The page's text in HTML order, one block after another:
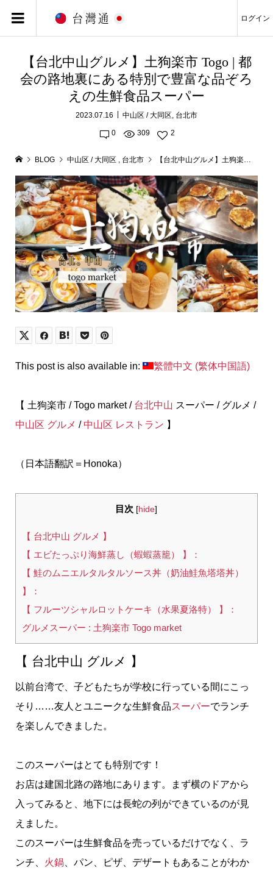
ログイン
【台北中山グルメ】土狗楽市 Togo | 都
会の路地裏にある特別で豊富な品ぞろ
えの生鮮食品スーパー
2023.07.16 中山区 / 大同区, 台北市
0 309 2
BLOG 中山区 / 大同区 , 台北市 【台北中山グルメ】土狗楽市 Togo | 都会の路地裏にある特別で豊富な品ぞろえの生鮮食品スーパー
This post is also available in: 繁體中文 (繁体中国語)
【 土狗楽市 / Togo market / 台北中山 スーパー / グルメ /
中山区 グルメ / 中山区 レストラン 】
（日本語翻訳＝Honoka）
目次 [hide]
【 台北中山 グルメ 】
【 エビたっぷり海鮮蒸し（蝦蝦蒸籠） 】：
【 鮭のムニエルタルタルソース丼（奶油鮭魚塔塔丼）
】：
【 フルーツシャルロットケーキ（水果夏洛特） 】：
グルメスーパー : 土狗楽市 Togo market
【 台北中山 グルメ 】
以前台湾で、子どもたちが学校に行っている間にこっ
そり……友人とユニークな生鮮食品スーパーでランチ
を楽しんできました。
このスーパーはとても特別です！
お店は建国北路の路地にあります。まず横のドアから
入ってみると、地下には長蛇の列ができているのが見
えました。
このスーパーは生鮮食品を売っているだけでなく、ラ
ンチ、 火鍋、パン、ピザ、デザートもあることがわか